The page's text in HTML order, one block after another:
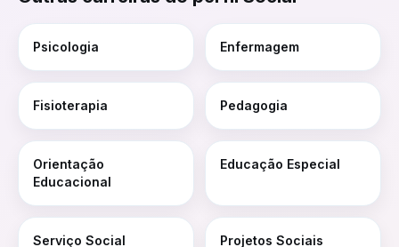
Psicologia Enfermagem
Fisioterapia Pedagogia
Orientação
Educacional
Educação Especial
Serviço Social Projetos Sociais